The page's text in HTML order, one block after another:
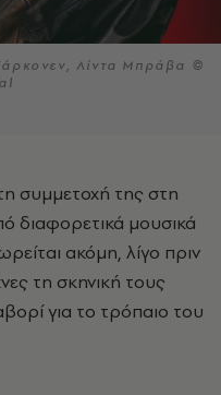
Λίντα Μπράβα ©
διαφορετικά μουσικά
ακόμη, λίγο πριν
τη σκηνική τους
για το τρόπαιο του